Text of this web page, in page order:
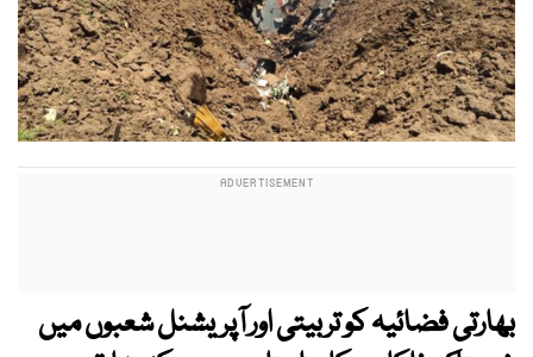
بھارتی فضائیہ کو تربیتی اور آپریشنل شعبوں میں